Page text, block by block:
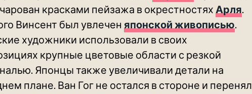
красками пейзажа в окрестностях Арля.
Винсент был увлечен японской живописью.
художники использовали в своих
крупные цветовые области с резкой
Японцы также увеличивали детали на
плане. Ван Гог не остался в стороне и перенял